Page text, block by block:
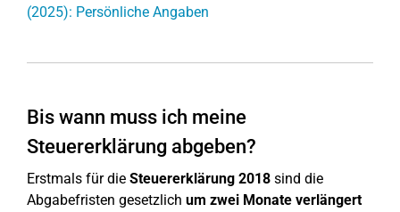
(2025): Persönliche Angaben
Bis wann muss ich meine
Steuererklärung abgeben?
Erstmals für die Steuererklärung 2018 sind die
Abgabefristen gesetzlich um zwei Monate verlängert